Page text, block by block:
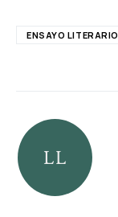
ENSAYO LITERARIO